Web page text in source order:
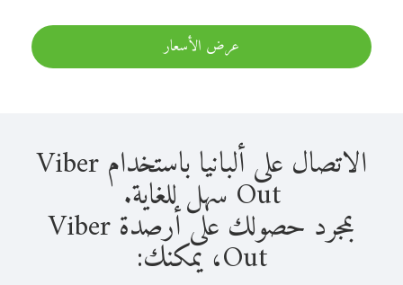
عرض الأسعار
الاتصال على ألبانيا باستخدام Viber
Out سهل للغاية.
بمجرد حصولك على أرصدة Viber
Out، يمكنك: